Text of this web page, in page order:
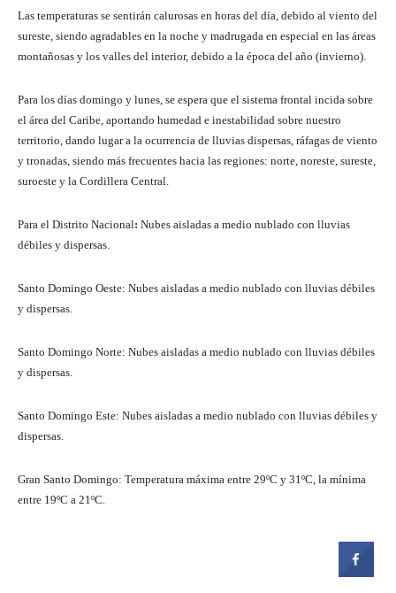
Las temperaturas se sentirán calurosas en horas del día, debido al viento del
sureste, siendo agradables en la noche y madrugada en especial en las áreas
montañosas y los valles del interior, debido a la época del año (invierno).
Para los días domingo y lunes, se espera que el sistema frontal incida sobre
el área del Caribe, aportando humedad e inestabilidad sobre nuestro
territorio, dando lugar a la ocurrencia de lluvias dispersas, ráfagas de viento
y tronadas, siendo más frecuentes hacia las regiones: norte, noreste, sureste,
suroeste y la Cordillera Central.
Para el Distrito Nacional: Nubes aisladas a medio nublado con lluvias
débiles y dispersas.
Santo Domingo Oeste: Nubes aisladas a medio nublado con lluvias débiles
y dispersas.
Santo Domingo Norte: Nubes aisladas a medio nublado con lluvias débiles
y dispersas.
Santo Domingo Este: Nubes aisladas a medio nublado con lluvias débiles y
dispersas.
Gran Santo Domingo: Temperatura máxima entre 29ºC y 31ºC, la mínima
entre 19ºC a 21ºC.